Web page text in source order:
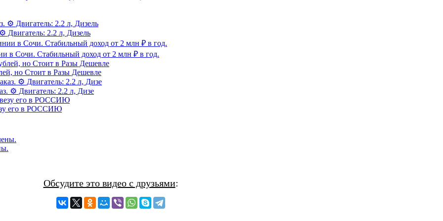
Двигатель: 2.2 л, Дизель
в Сочи. Стабильный доход от 2 млн ₽ в год.
но Стоит в Разы Дешевле
⚙️ Двигатель: 2.2 л, Дизе
его в РОССИЮ
Обсудите это видео с друзьями: